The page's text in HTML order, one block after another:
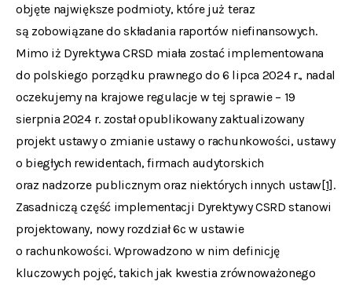
objęte największe podmioty, które już teraz
są zobowiązane do składania raportów niefinansowych.
Mimo iż Dyrektywa CRSD miała zostać implementowana
do polskiego porządku prawnego do 6 lipca 2024 r., nadal
oczekujemy na krajowe regulacje w tej sprawie – 19
sierpnia 2024 r. został opublikowany zaktualizowany
projekt ustawy o zmianie ustawy o rachunkowości, ustawy
o biegłych rewidentach, firmach audytorskich
oraz nadzorze publicznym oraz niektórych innych ustaw[1].
Zasadniczą część implementacji Dyrektywy CSRD stanowi
projektowany, nowy rozdział 6c w ustawie
o rachunkowości. Wprowadzono w nim definicję
kluczowych pojęć, takich jak kwestia zrównoważonego